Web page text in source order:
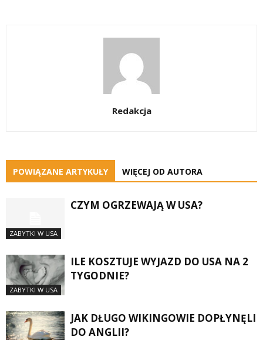
Redakcja
POWIĄZANE ARTYKUŁY WIĘCEJ OD AUTORA
ZABYTKI W USA
CZYM OGRZEWAJĄ W USA?
ZABYTKI W USA
ILE KOSZTUJE WYJAZD DO USA NA 2
TYGODNIE?
JAK DŁUGO WIKINGOWIE DOPŁYNĘLI
DO ANGLII?